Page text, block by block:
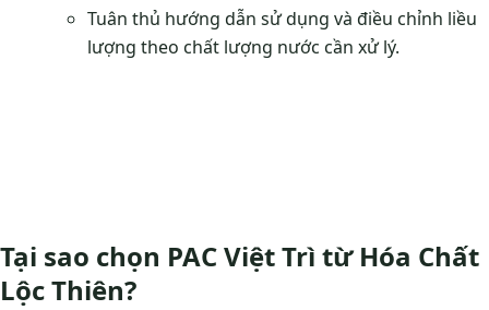
Tuân thủ hướng dẫn sử dụng và điều chỉnh liều
lượng theo chất lượng nước cần xử lý.
Tại sao chọn PAC Việt Trì từ Hóa Chất
Lộc Thiên?